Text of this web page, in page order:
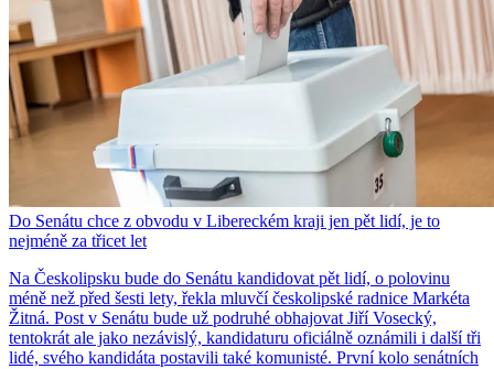
Do Senátu chce z obvodu v Libereckém kraji jen pět lidí, je to
nejméně za třicet let
Na Českolipsku bude do Senátu kandidovat pět lidí, o polovinu
méně než před šesti lety, řekla mluvčí českolipské radnice Markéta
Žitná. Post v Senátu bude už podruhé obhajovat Jiří Vosecký,
tentokrát ale jako nezávislý, kandidaturu oficiálně oznámili i další tři
lidé, svého kandidáta postavili také komunisté. První kolo senátních